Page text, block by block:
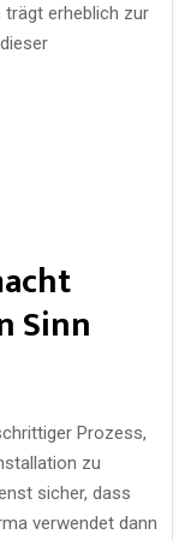
erheblich zur
Sinn
Prozess,
zu
sicher, dass
verwendet dann